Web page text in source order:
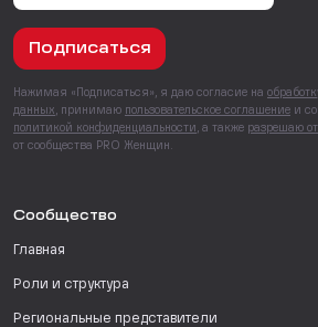
Подписаться
Нажимая «Подписаться», я даю согласие на
данных , принимаю пользовательское соглашение и
политикой конфиденциальности , а также разрешаю
от сообщества PRO Женщин.
Сообщество
Главная
Роли и структура
Региональные представители